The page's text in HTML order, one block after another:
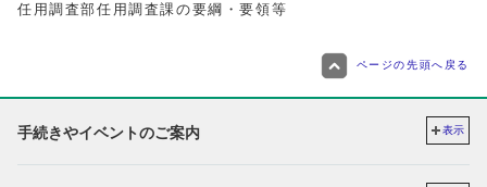
任用調査部任用調査課の要綱・要領等
ページの先頭へ戻る
手続きやイベントのご案内 表示